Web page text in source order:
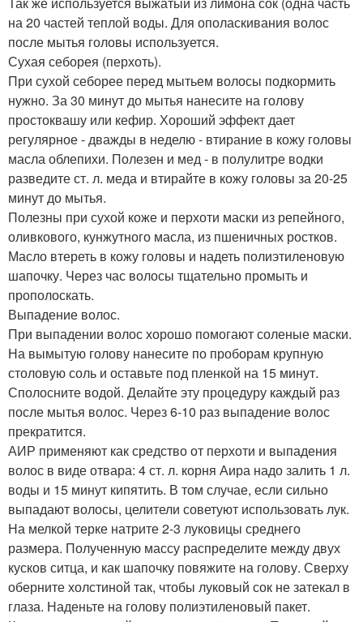
на 20 частей теплой воды. Для ополаскивания волос
после мытья головы используется.
Сухая себорея (перхоть).
При сухой себорее перед мытьем волосы подкормить
нужно. За 30 минут до мытья нанесите на голову
простоквашу или кефир. Хороший эффект дает
регулярное - дважды в неделю - втирание в кожу головы
масла облепихи. Полезен и мед - в полулитре водки
разведите ст. л. меда и втирайте в кожу головы за 20-25
минут до мытья.
Полезны при сухой коже и перхоти маски из репейного,
оливкового, кунжутного масла, из пшеничных ростков.
Масло втереть в кожу головы и надеть полиэтиленовую
шапочку. Через час волосы тщательно промыть и
прополоскать.
Выпадение волос.
При выпадении волос хорошо помогают соленые маски.
На вымытую голову нанесите по проборам крупную
столовую соль и оставьте под пленкой на 15 минут.
Сполосните водой. Делайте эту процедуру каждый раз
после мытья волос. Через 6-10 раз выпадение волос
прекратится.
АИР применяют как средство от перхоти и выпадения
волос в виде отвара: 4 ст. л. корня Аира надо залить 1 л.
воды и 15 минут кипятить. В том случае, если сильно
выпадают волосы, целители советуют использовать лук.
На мелкой терке натрите 2-3 луковицы среднего
размера. Полученную массу распределите между двух
кусков ситца, и как шапочку повяжите на голову. Сверху
оберните холстиной так, чтобы луковый сок не затекал в
глаза. Наденьте на голову полиэтиленовый пакет.